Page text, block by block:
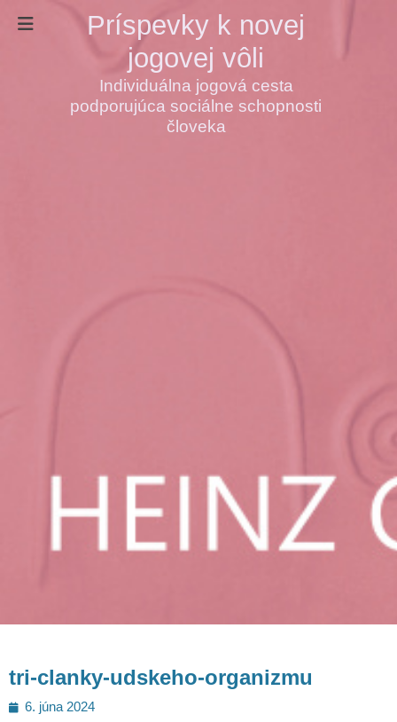
Príspevky k novej
jogovej vôli
Individuálna jogová cesta
podporujúca sociálne schopnosti
človeka
tri-clanky-udskeho-organizmu
Posted
6. júna 2024